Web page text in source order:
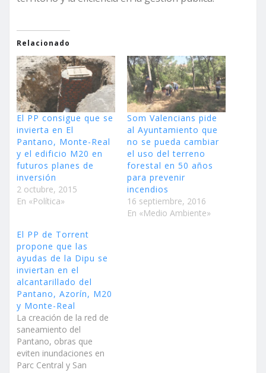
Relacionado
El PP consigue que se
invierta en El
Pantano, Monte-Real
y el edificio M20 en
futuros planes de
inversión
2 octubre, 2015
En «Política»
Som Valencians pide
al Ayuntamiento que
no se pueda cambiar
el uso del terreno
forestal en 50 años
para prevenir
incendios
16 septiembre, 2016
En «Medio Ambiente»
El PP de Torrent
propone que las
ayudas de la Dipu se
inviertan en el
alcantarillado del
Pantano, Azorín, M20
y Monte-Real
La creación de la red de
saneamiento del
Pantano, obras que
eviten inundaciones en
Parc Central y San